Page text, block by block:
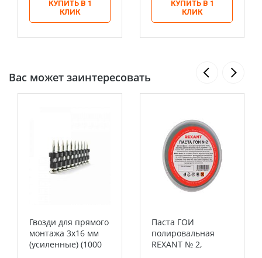
КУПИТЬ В 1
КЛИК
КУПИТЬ В 1
КЛИК
Вас может заинтересовать
Гвозди для прямого
монтажа 3х16 мм
(усиленные) (1000
шт/уп) Промрукав
Паста ГОИ
полировальная
REXANT № 2,
баночка 100 г